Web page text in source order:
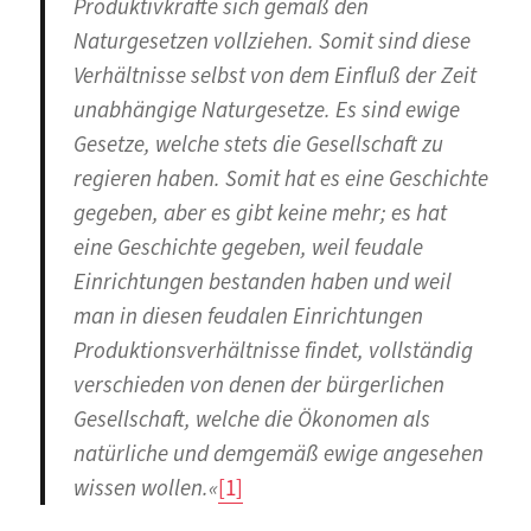
Produktivkräfte sich gemäß den
Naturgesetzen vollziehen. Somit sind diese
Verhältnisse selbst von dem Einfluß der Zeit
unabhängige Naturgesetze. Es sind ewige
Gesetze, welche stets die Gesellschaft zu
regieren haben. Somit hat es eine Geschichte
gegeben, aber es gibt keine mehr; es hat
eine Geschichte gegeben, weil feudale
Einrichtungen bestanden haben und weil
man in diesen feudalen Einrichtungen
Produktionsverhältnisse findet, vollständig
verschieden von denen der bürgerlichen
Gesellschaft, welche die Ökonomen als
natürliche und demgemäß ewige angesehen
wissen wollen.«[1]